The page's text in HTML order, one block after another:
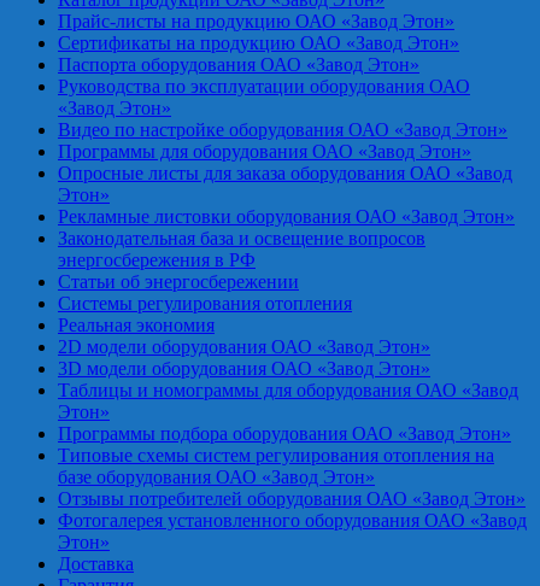
Прайс-листы на продукцию ОАО «Завод Этон»
Сертификаты на продукцию ОАО «Завод Этон»
Паспорта оборудования ОАО «Завод Этон»
Руководства по эксплуатации оборудования ОАО
«Завод Этон»
Видео по настройке оборудования ОАО «Завод Этон»
Программы для оборудования ОАО «Завод Этон»
Опросные листы для заказа оборудования ОАО «Завод
Этон»
Рекламные листовки оборудования ОАО «Завод Этон»
Законодательная база и освещение вопросов
энергосбережения в РФ
Статьи об энергосбережении
Системы регулирования отопления
Реальная экономия
2D модели оборудования ОАО «Завод Этон»
3D модели оборудования ОАО «Завод Этон»
Таблицы и номограммы для оборудования ОАО «Завод
Этон»
Программы подбора оборудования ОАО «Завод Этон»
Типовые схемы систем регулирования отопления на
базе оборудования ОАО «Завод Этон»
Отзывы потребителей оборудования ОАО «Завод Этон»
Фотогалерея установленного оборудования ОАО «Завод
Этон»
Доставка